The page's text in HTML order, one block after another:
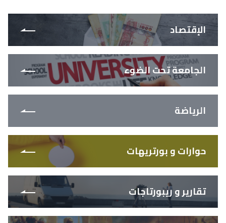
الإقتصاد
الجامعة تحت الضوء
الرياضة
حوارات و بورتريهات
تقارير و ريبورتاجات